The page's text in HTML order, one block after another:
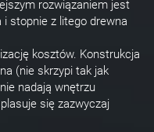
rozwiązaniem jest
stopnie z litego drewna
kosztów. Konstrukcja
(nie skrzypi tak jak
nadają wnętrzu
się zazwyczaj